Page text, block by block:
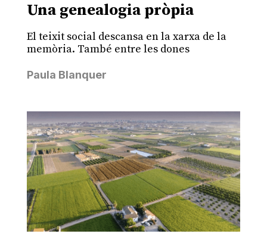
Una genealogia pròpia
El teixit social descansa en la xarxa de la
memòria. També entre les dones
Paula Blanquer